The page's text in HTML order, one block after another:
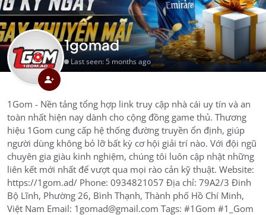
1gomad
Last seen: 5 months ago
1Gom - Nền tảng tổng hợp link truy cập nhà cái uy tín và an
toàn nhất hiện nay dành cho cộng đồng game thủ. Thương
hiệu 1Gom cung cấp hệ thống đường truyền ổn định, giúp
người dùng không bỏ lỡ bất kỳ cơ hội giải trí nào. Với đội ngũ
chuyên gia giàu kinh nghiệm, chúng tôi luôn cập nhật những
liên kết mới nhất để vượt qua mọi rào cản kỹ thuật. Website:
https://1gom.ad/ Phone: 0934821057 Địa chỉ: 79A2/3 Đinh
Bộ Lĩnh, Phường 26, Bình Thạnh, Thành phố Hồ Chí Minh,
Việt Nam Email: 1gomad@gmail.com Tags: #1Gom #1_Gom